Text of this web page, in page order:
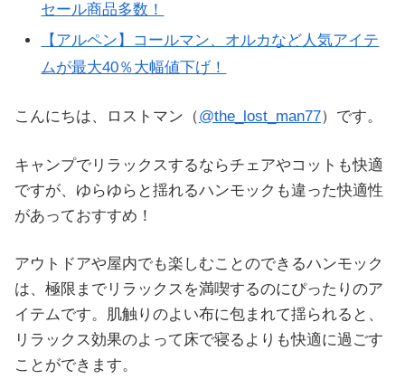
セール商品多数！
【アルペン】コールマン、オルカなど人気アイテ
ムが最大40％大幅値下げ！
こんにちは、ロストマン（@the_lost_man77）です。
キャンプでリラックスするならチェアやコットも快適
ですが、ゆらゆらと揺れるハンモックも違った快適性
があっておすすめ！
アウトドアや屋内でも楽しむことのできるハンモック
は、極限までリラックスを満喫するのにぴったりのア
イテムです。肌触りのよい布に包まれて揺られると、
リラックス効果のよって床で寝るよりも快適に過ごす
ことができます。